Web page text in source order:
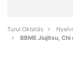
Turul Oktatás
BBME Jiujitsu,